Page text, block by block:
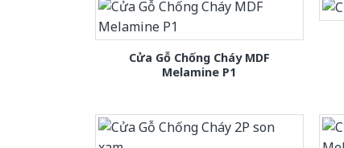
Cửa Gỗ Chống Cháy MDF
Melamine P1